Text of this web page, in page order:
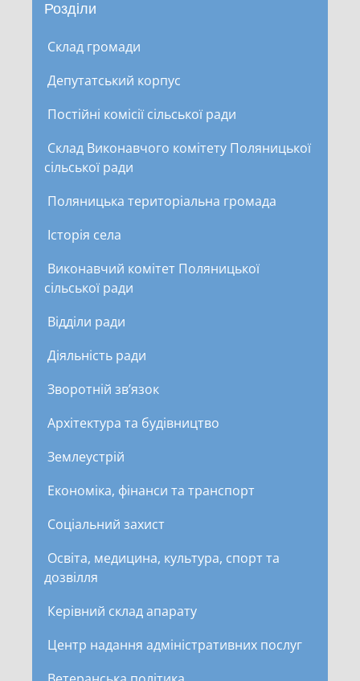
Розділи
Склад громади
Депутатський корпус
Постійні комісії сільської ради
Склад Виконавчого комітету Поляницької
сільської ради
Поляницька територіальна громада
Історія села
Виконавчий комітет Поляницької
сільської ради
Відділи ради
Діяльність ради
Зворотній зв’язок
Архітектура та будівництво
Землеустрій
Економіка, фінанси та транспорт
Соціальний захист
Освіта, медицина, культура, спорт та
дозвілля
Керівний склад апарату
Центр надання адміністративних послуг